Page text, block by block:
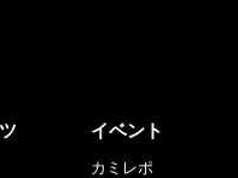
イベント
カミレポ